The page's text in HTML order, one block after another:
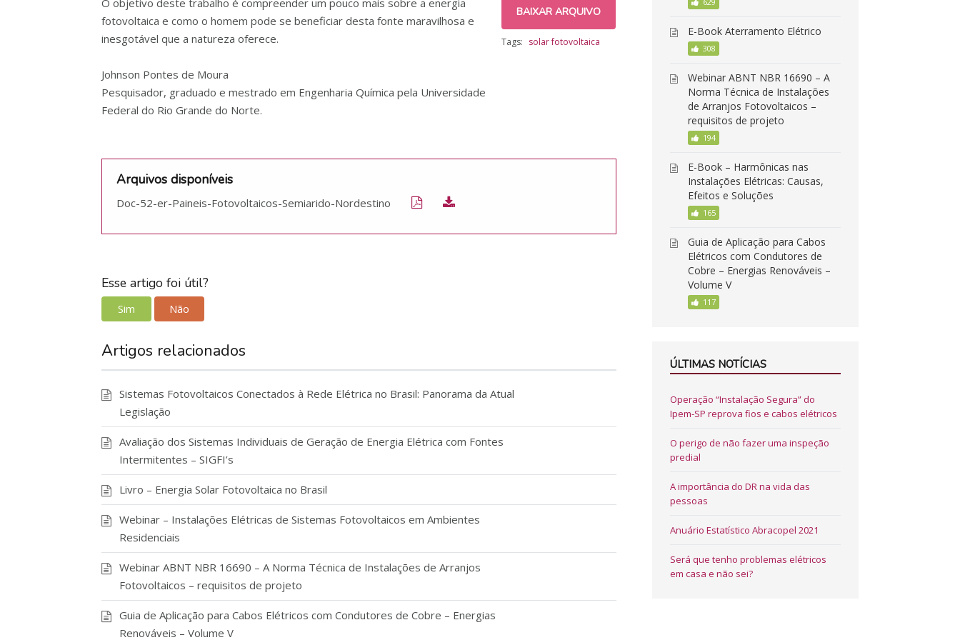
O objetivo deste trabalho é compreender um pouco mais sobre a energia
fotovoltaica e como o homem pode se beneficiar desta fonte maravilhosa e
inesgotável que a natureza oferece.
Johnson Pontes de Moura
Pesquisador, graduado e mestrado em Engenharia Química pela Universidade
Federal do Rio Grande do Norte.
BAIXAR ARQUIVO
Tags: solar fotovoltaica
Arquivos disponíveis
Doc-52-er-Paineis-Fotovoltaicos-Semiarido-Nordestino
Esse artigo foi útil?
Sim Não
Artigos relacionados
Sistemas Fotovoltaicos Conectados à Rede Elétrica no Brasil: Panorama da Atual
Legislação
Avaliação dos Sistemas Individuais de Geração de Energia Elétrica com Fontes
Intermitentes – SIGFI’s
Livro – Energia Solar Fotovoltaica no Brasil
Webinar – Instalações Elétricas de Sistemas Fotovoltaicos em Ambientes
Residenciais
Webinar ABNT NBR 16690 – A Norma Técnica de Instalações de Arranjos
Fotovoltaicos – requisitos de projeto
Guia de Aplicação para Cabos Elétricos com Condutores de Cobre – Energias
Renováveis – Volume V
E-Book Aterramento Elétrico
308
Webinar ABNT NBR 16690 – A
Norma Técnica de Instalações
de Arranjos Fotovoltaicos –
requisitos de projeto
194
E-Book – Harmônicas nas
Instalações Elétricas: Causas,
Efeitos e Soluções
165
Guia de Aplicação para Cabos
Elétricos com Condutores de
Cobre – Energias Renováveis –
Volume V
117
ÚLTIMAS NOTÍCIAS
Operação “Instalação Segura” do
Ipem-SP reprova fios e cabos elétricos
O perigo de não fazer uma inspeção
predial
A importância do DR na vida das
pessoas
Anuário Estatístico Abracopel 2021
Será que tenho problemas elétricos
em casa e não sei?